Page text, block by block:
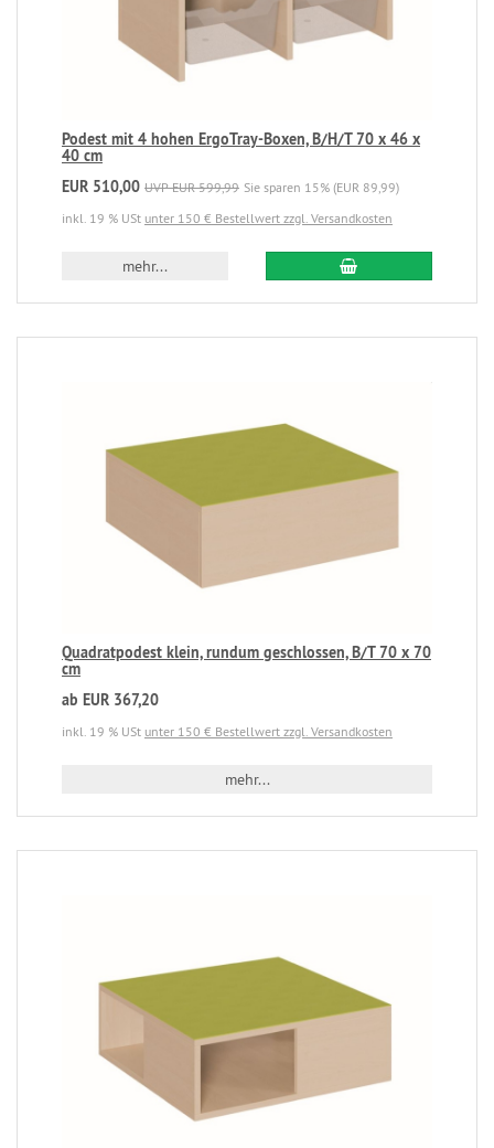
Podest mit 4 hohen ErgoTray-Boxen, B/H/T 70 x 46 x
40 cm
EUR 510,00 UVP EUR 599,99 Sie sparen 15% (EUR 89,99)
inkl. 19 % USt unter 150 € Bestellwert zzgl. Versandkosten
mehr...
Quadratpodest klein, rundum geschlossen, B/T 70 x 70
cm
ab EUR 367,20
inkl. 19 % USt unter 150 € Bestellwert zzgl. Versandkosten
mehr...